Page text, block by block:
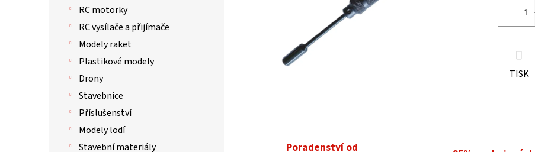
RC motorky
RC vysílače a přijímače
Modely raket
Plastikové modely
Drony
Stavebnice
Příslušenství
Modely lodí
Stavební materiály
TISK
Poradenství od